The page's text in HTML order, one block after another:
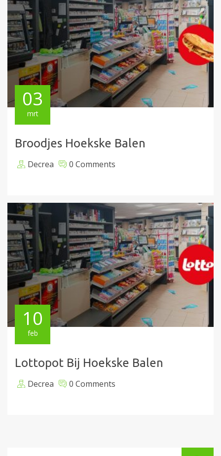
03
mrt
Broodjes Hoekske Balen
Decrea 0 Comments
10
feb
Lottopot Bij Hoekske Balen
Decrea 0 Comments